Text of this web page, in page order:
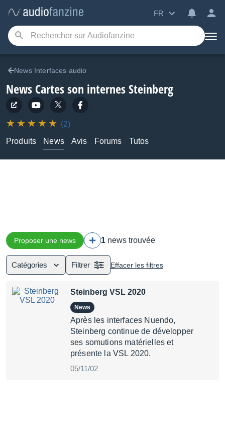
FR
News Interfaces audio
News Cartes son internes Steinberg
(2)
Produits
News Avis Forums Tutos
Proposer une news 1 news trouvée
Catégories Filtrer Effacer les filtres
Steinberg VSL 2020
News
Après les interfaces Nuendo,
Steinberg continue de développer
ses somutions matérielles et
présente la VSL 2020.
05/11/02